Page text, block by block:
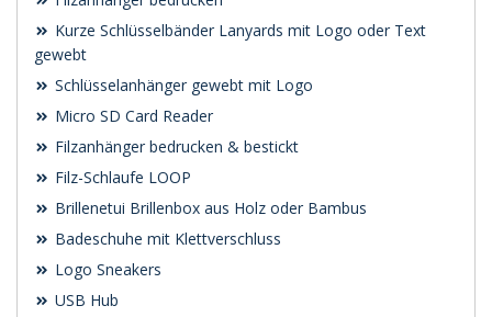
Kurze Schlüsselbänder Lanyards mit Logo oder Text
gewebt
Schlüsselanhänger gewebt mit Logo
Micro SD Card Reader
Filzanhänger bedrucken & bestickt
Filz-Schlaufe LOOP
Brillenetui Brillenbox aus Holz oder Bambus
Badeschuhe mit Klettverschluss
Logo Sneakers
USB Hub